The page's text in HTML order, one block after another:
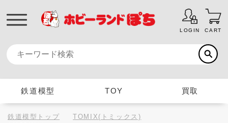
LOGIN CART
鉄道模型 TOY 買取
鉄道模型トップ
TOMIX(トミックス)